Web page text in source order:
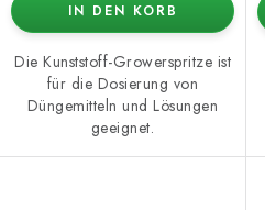
IN DEN KORB
Die Kunststoff-Growerspritze ist
für die Dosierung von
Düngemitteln und Lösungen
geeignet.